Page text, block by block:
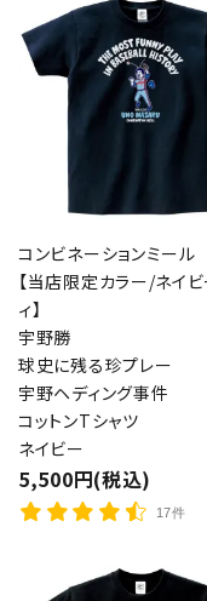
コンビネーションミール
【当店限定カラー/ネイ
ィ】
宇野勝
球史に残る珍プレー
宇野ヘディング事件
コットンTシャツ
ネイビー
5,500円(税込)
17件